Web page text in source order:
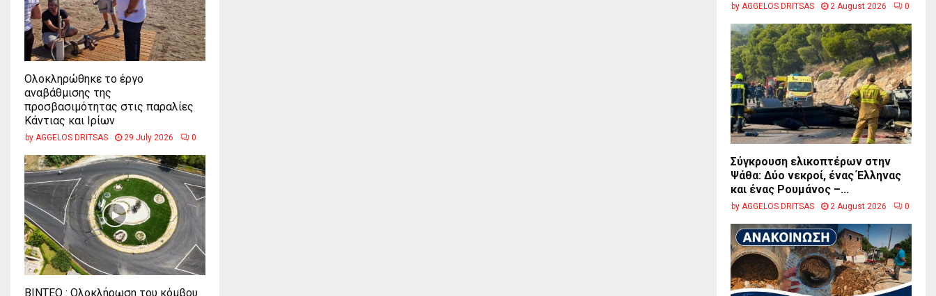
Ολοκληρώθηκε το έργο
αναβάθμισης της
προσβασιμότητας στις παραλίες
Κάντιας και Ιρίων
by AGGELOS DRITSAS 29 July 2026 0
ΒΙΝΤΕΟ : Ολοκλήρωση του κόμβου
by AGGELOS DRITSAS 2 August 2026 0
Σύγκρουση ελικοπτέρων στην
Ψάθα: Δύο νεκροί, ένας Έλληνας
και ένας Ρουμάνος –...
by AGGELOS DRITSAS 2 August 2026 0